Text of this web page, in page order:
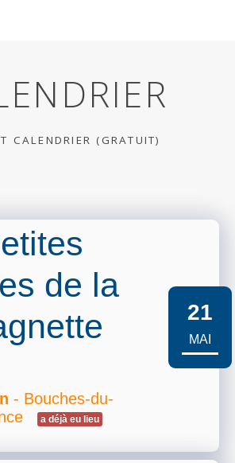
CALENDRIER (GRATUIT)
de la
- Bouches-du-
a déjà eu lieu
21
MAI